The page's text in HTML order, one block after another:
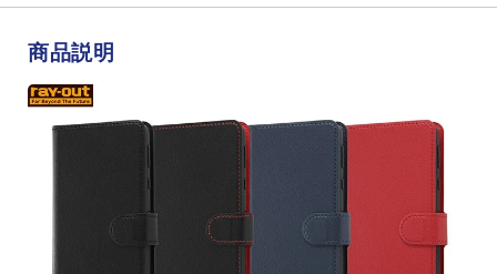
商品説明